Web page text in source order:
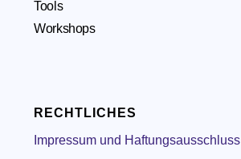
RECHTLICHES
Impressum und Haftungsausschluss
Tools
Workshops